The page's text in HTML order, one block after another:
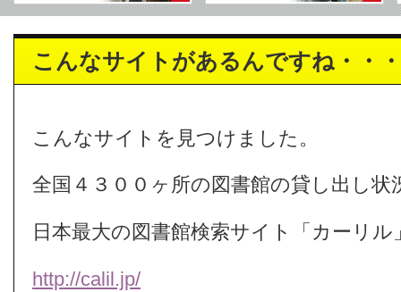
こんなサイトがあるんですね・・
こんなサイトを見つけました。
全国４３００ヶ所の図書館の貸し出し
日本最大の図書館検索サイト「カーリル
http://calil.jp/